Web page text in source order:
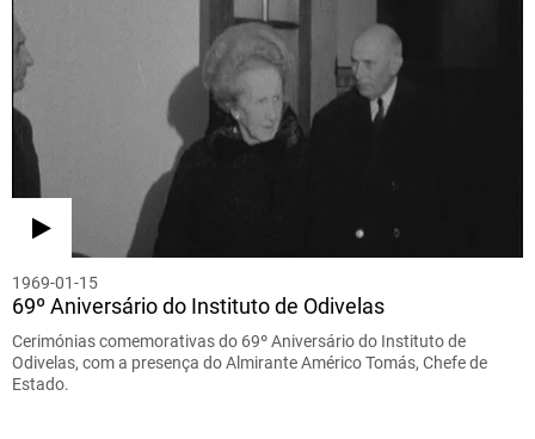
1969-01-15
69º Aniversário do Instituto de Odivelas
Cerimónias comemorativas do 69º Aniversário do Instituto de
Odivelas, com a presença do Almirante Américo Tomás, Chefe de
Estado.